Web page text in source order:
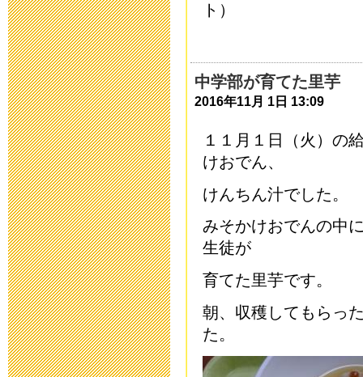
2014年9月 1日
学校見学会へ
2014年6月 6日
避難訓練・非
2014年5月23日
中学部遠足に
2014年5月16日
平成２６年度
2014年5月12日
公開研究会あ
ト）
中学部が育てた里芋
2016年11月 1日 13:09
１１月１日（火）の
けおでん、
けんちん汁でした。
みそかけおでんの中
生徒が
育てた里芋です。
朝、収穫してもらっ
た。